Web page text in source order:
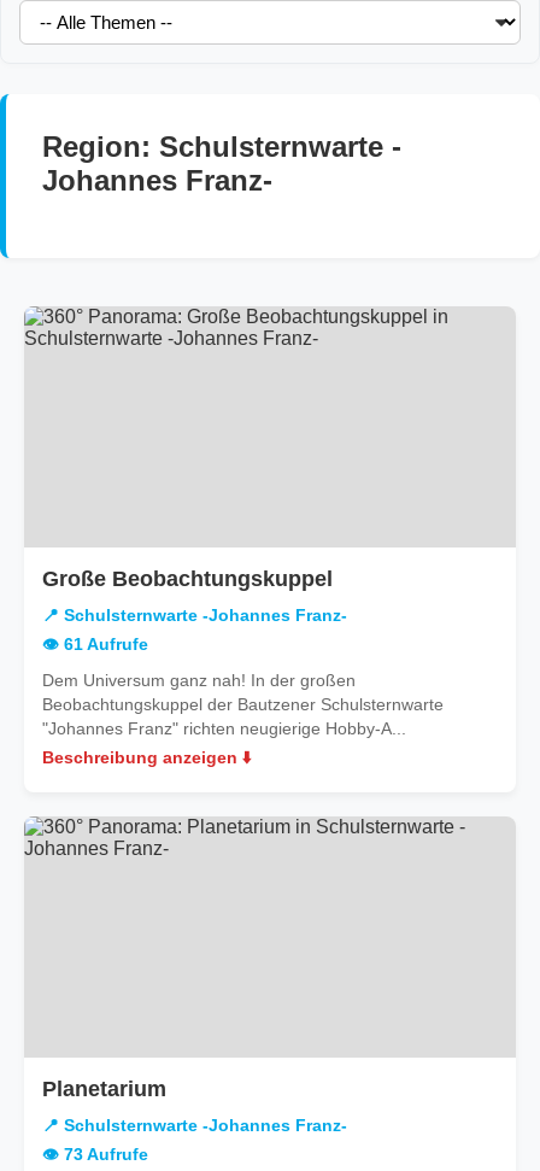
Region: Schulsternwarte -
Johannes Franz-
Große Beobachtungskuppel
Franz-
📍 Schulsternwarte -Johannes Franz-
👁️ 61 Aufrufe
Dem Universum ganz nah! In der großen
Beobachtungskuppel der Bautzener Schulsternwarte
"Johannes Franz" richten neugierige Hobby-A...
Beschreibung anzeigen ⬇️
Planetarium
Schulsternwarte
📍 Schulsternwarte -Johannes Franz-
👁️ 73 Aufrufe